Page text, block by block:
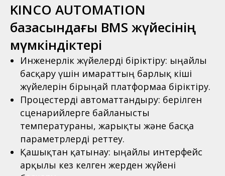
KINCO AUTOMATION
базасындағы BMS жүйесінің
мүмкіндіктері
Инженерлік жүйелерді біріктіру: ыңғайлы
басқару үшін ғимараттың барлық кіші
жүйелерін бірыңғай платформаға біріктіру.
Процестерді автоматтандыру: берілген
сценарийлерге байланысты
температураны, жарықты және басқа
параметрлерді реттеу.
Қашықтан қатынау: ыңғайлы интерфейс
арқылы кез келген жерден жүйені